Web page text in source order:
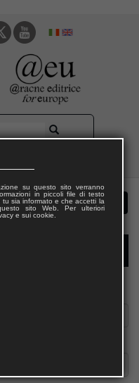
su questo sito verranno
in piccoli file di testo
sia informato e che accetti la
sito Web. Per ulteriori
e sui cookie.